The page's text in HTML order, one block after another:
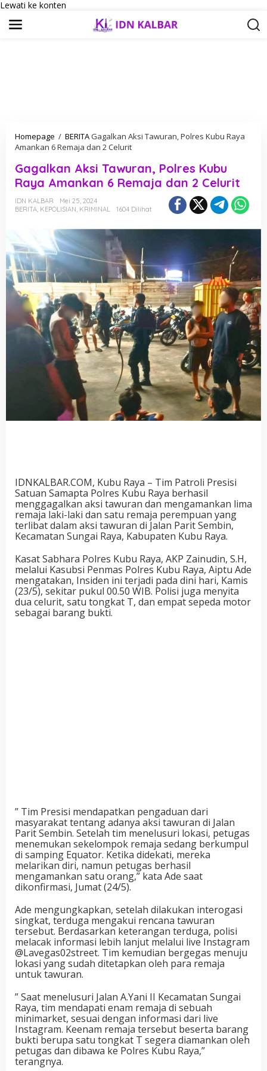
Lewati ke konten
Homepage / BERITAGagalkan Aksi Tawuran, Polres Kubu Raya
Amankan 6 Remaja dan 2 Celurit
Gagalkan Aksi Tawuran, Polres Kubu
Raya Amankan 6 Remaja dan 2 Celurit
IDN KALBAR
Mei 25, 2024
BERITA, KEPOLISIAN, KRIMINAL 1604 Dilihat
IDNKALBAR.COM, Kubu Raya – Tim Patroli Presisi
Satuan Samapta Polres Kubu Raya berhasil
menggagalkan aksi tawuran dan mengamankan lima
remaja laki-laki dan satu remaja perempuan yang
terlibat dalam aksi tawuran di Jalan Parit Sembin,
Kecamatan Sungai Raya, Kabupaten Kubu Raya.
Kasat Sabhara Polres Kubu Raya, AKP Zainudin, S.H,
melalui Kasubsi Penmas Polres Kubu Raya, Aiptu Ade
mengatakan, Insiden ini terjadi pada dini hari, Kamis
(23/5), sekitar pukul 00.50 WIB. Polisi juga menyita
dua celurit, satu tongkat T, dan empat sepeda motor
sebagai barang bukti.
” Tim Presisi mendapatkan pengaduan dari
masyarakat tentang adanya aksi tawuran di Jalan
Parit Sembin. Setelah tim menelusuri lokasi, petugas
menemukan sekelompok remaja sedang berkumpul
di samping Equator. Ketika didekati, mereka
melarikan diri, namun petugas berhasil
mengamankan satu orang,” kata Ade saat
dikonfirmasi, Jumat (24/5).
Ade mengungkapkan, setelah dilakukan interogasi
singkat, terduga mengakui rencana tawuran
tersebut. Berdasarkan keterangan terduga, polisi
melacak informasi lebih lanjut melalui live Instagram
@Lavegas02street. Tim kemudian bergegas menuju
lokasi yang sudah ditetapkan oleh para remaja
untuk tawuran.
” Saat menelusuri Jalan A.Yani II Kecamatan Sungai
Raya, tim mendapati enam remaja di sebuah
minimarket, sesuai dengan informasi dari live
Instagram. Keenam remaja tersebut beserta barang
bukti berupa satu tongkat T segera diamankan oleh
petugas dan dibawa ke Polres Kubu Raya,”
terangnya.